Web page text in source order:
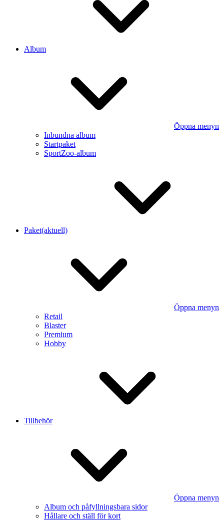
Album
Öppna menyn
Inbundna album
Startpaket
SportZoo-album
Paket(aktuell)
Öppna menyn
Retail
Blaster
Premium
Hobby
Tillbehör
Öppna menyn
Album och påfyllningsbara sidor
Hållare och ställ för kort